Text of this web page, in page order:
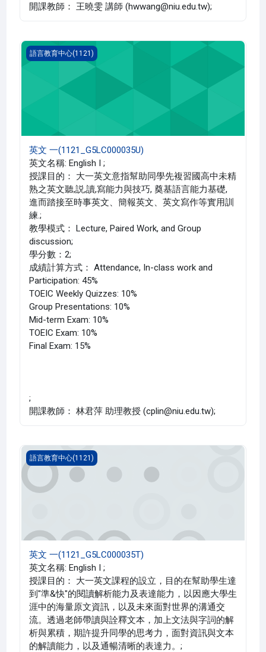
開課教師： 王曉雯 講師 (hwwang@niu.edu.tw);
英文 一(1121_G5LC000035U)
語言教育中心(1121)
英文 一(1121_G5LC000035U)
英文名稱: English I ;
授課目的： 大一英文意指幫助同學先複習國高中未精
熟之英文聽,説,讀,寫能力與技巧, 奠基語言能力基礎,
進而踏接至時事英文、簡報英文、英文寫作等實用訓
練.;
教學模式： Lecture, Paired Work, and Group
discussion;
學分數：2;
成績計算方式： Attendance, In-class work and
Participation: 45%
TOEIC Weekly Quizzes: 10%
Group Presentations: 10%
Mid-term Exam: 10%
TOEIC Exam: 10%
Final Exam: 15%
;
開課教師： 林君萍 助理教授 (cplin@niu.edu.tw);
英文 一(1121_G5LC000035T)
語言教育中心(1121)
英文 一(1121_G5LC000035T)
英文名稱: English I ;
授課目的： 大一英文課程的設立，目的在幫助學生達
到"準&快"的閱讀解析能力及表達能力，以因應大學生
涯中的海量原文資訊，以及未來面對世界的溝通交
流。透過老師帶讀與詮釋文本，加上文法與字詞的解
析與累積，期許提升同學的思考力，面對資訊與文本
的解讀能力，以及通暢清晰的表達力。;